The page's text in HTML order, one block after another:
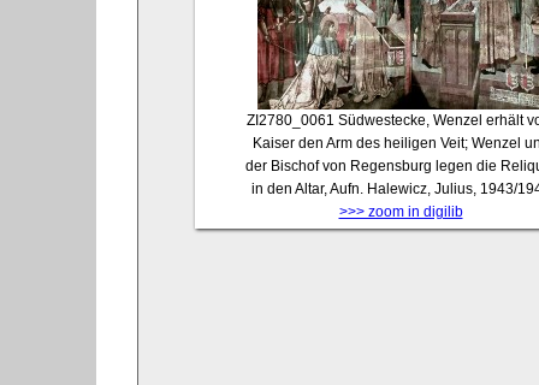
ZI2780_0061 Südwestecke, Wenzel erhält
Kaiser den Arm des heiligen Veit; Wenzel
der Bischof von Regensburg legen die
in den Altar, Aufn. Halewicz, Julius, 1943/
>>> zoom in digilib